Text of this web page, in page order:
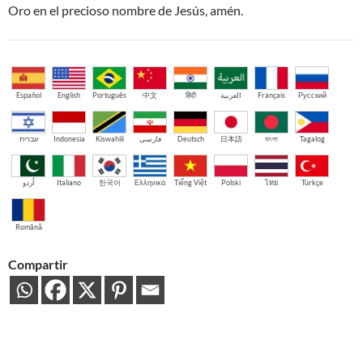
Oro en el precioso nombre de Jesús, amén.
Español English Português 中文 हिंदी العربية Français Русский
עברית Indonesia Kiswahili فارسی Deutsch 日本語 বাংলা Tagalog
اُردو Italiano 한국어 Ελληνικά Tiếng Việt Polski ไทย Türkçe
Română
Compartir